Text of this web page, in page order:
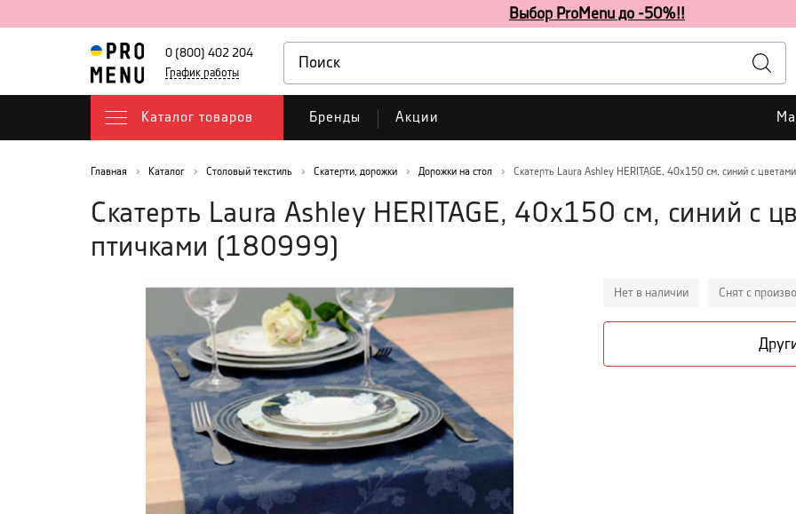
Выбор ProMenu до -50%!!
0 (800) 402 204
График работы
Каталог товаров Бренды Акции
Главная Каталог Столовый текстиль Скатерти, дорожки Дорожки на стол Скатерть Laura Ashley HERITAGE, 40х150 см, синий с
Скатерть Laura Ashley HERITAGE, 40х150 см, синий с
птичками (180999)
Нет в наличии Снят с